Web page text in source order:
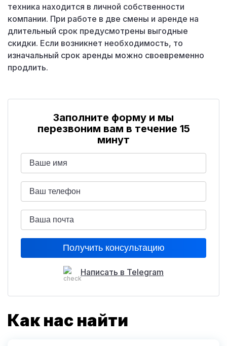
техника находится в личной собственности
компании. При работе в две смены и аренде на
длительный срок предусмотрены выгодные
скидки. Если возникнет необходимость, то
изначальный срок аренды можно своевременно
продлить.
Заполните форму и мы
перезвоним вам в течение 15
минут
Написать в Telegram
Как нас найти